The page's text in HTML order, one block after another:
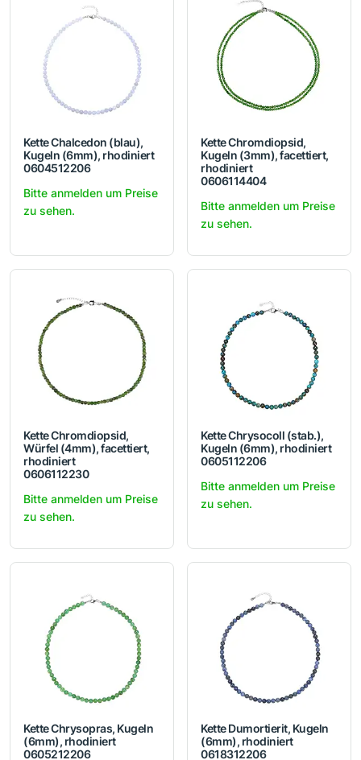
Kette Chalcedon (blau),
Kugeln (6mm), rhodiniert
0604512206
Bitte anmelden um Preise
zu sehen.
Kette Chromdiopsid,
Kugeln (3mm), facettiert,
rhodiniert
0606114404
Bitte anmelden um Preise
zu sehen.
Kette Chromdiopsid,
Würfel (4mm), facettiert,
rhodiniert
0606112230
Bitte anmelden um Preise
zu sehen.
Kette Chrysocoll (stab.),
Kugeln (6mm), rhodiniert
0605112206
Bitte anmelden um Preise
zu sehen.
Kette Chrysopras, Kugeln
(6mm), rhodiniert
0605212206
Kette Dumortierit, Kugeln
(6mm), rhodiniert
0618312206